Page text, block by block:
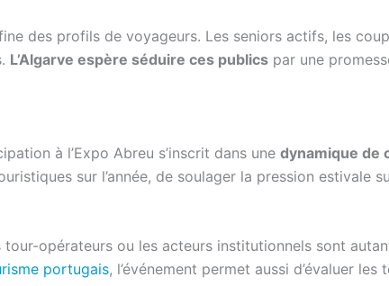
des profils de voyageurs. Les seniors actifs, les
L’Algarve espère séduire ces publics par une
à l’Expo Abreu s’inscrit dans une dynamique de
sur l’année, de soulager la pression estivale
opérateurs ou les acteurs institutionnels sont
portugais, l’événement permet aussi d’évaluer